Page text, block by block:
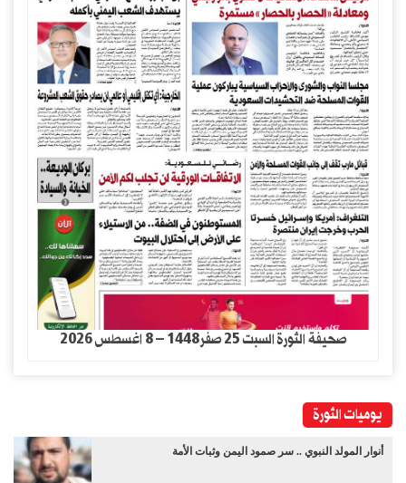
صحيفة الثورة السبت 25 صفر1448 – 8 اغسطس 2026
يوميات الثورة
أنوار المولد النبوي .. سر صمود اليمن وثبات الأمة